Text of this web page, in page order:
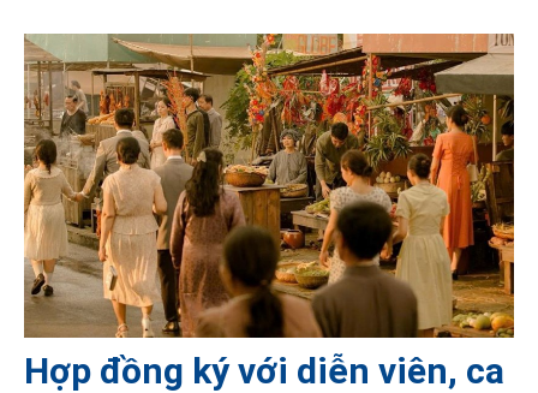
Hợp đồng ký với diễn viên, ca